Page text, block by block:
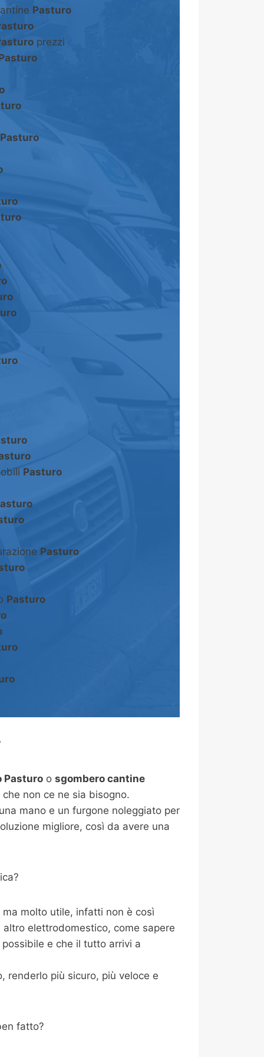
Pasturo
prezzi
Pasturo
Pasturo
Pasturo
Pasturo
Pasturo o sgombero cantine
non ce ne sia bisogno.
mano e un furgone noleggiato per
migliore, così da avere una
molto utile, infatti non è così
elettrodomestico, come sapere
e che il tutto arrivi a
renderlo più sicuro, più veloce e
fatto?